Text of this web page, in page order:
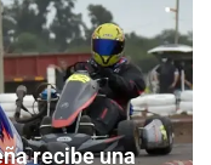
recibe una